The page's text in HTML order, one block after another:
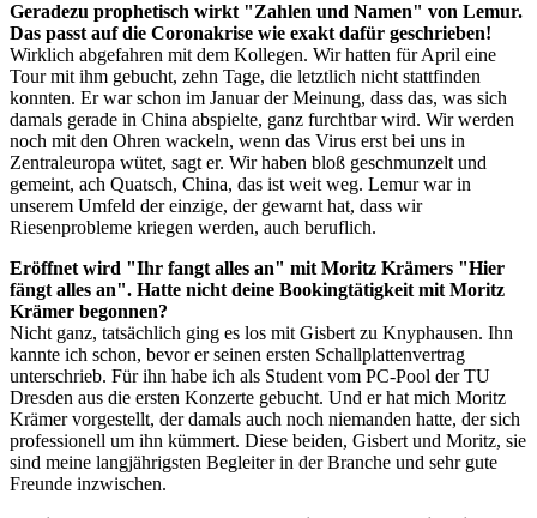
Geradezu prophetisch wirkt "Zahlen und Namen" von Lemur.
Das passt auf die Coronakrise wie exakt dafür geschrieben!
Wirklich abgefahren mit dem Kollegen. Wir hatten für April eine
Tour mit ihm gebucht, zehn Tage, die letztlich nicht stattfinden
konnten. Er war schon im Januar der Meinung, dass das, was sich
damals gerade in China abspielte, ganz furchtbar wird. Wir werden
noch mit den Ohren wackeln, wenn das Virus erst bei uns in
Zentraleuropa wütet, sagt er. Wir haben bloß geschmunzelt und
gemeint, ach Quatsch, China, das ist weit weg. Lemur war in
unserem Umfeld der einzige, der gewarnt hat, dass wir
Riesenprobleme kriegen werden, auch beruflich.
Eröffnet wird "Ihr fangt alles an" mit Moritz Krämers "Hier
fängt alles an". Hatte nicht deine Bookingtätigkeit mit Moritz
Krämer begonnen?
Nicht ganz, tatsächlich ging es los mit Gisbert zu Knyphausen. Ihn
kannte ich schon, bevor er seinen ersten Schallplattenvertrag
unterschrieb. Für ihn habe ich als Student vom PC-Pool der TU
Dresden aus die ersten Konzerte gebucht. Und er hat mich Moritz
Krämer vorgestellt, der damals auch noch niemanden hatte, der sich
professionell um ihn kümmert. Diese beiden, Gisbert und Moritz, sie
sind meine langjährigsten Begleiter in der Branche und sehr gute
Freunde inzwischen.